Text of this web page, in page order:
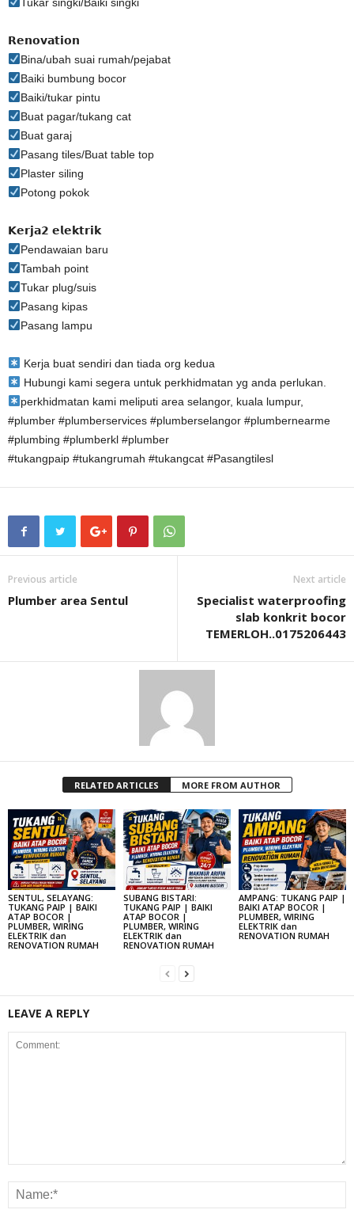
𝗥𝗲𝗻𝗼𝘃𝗮𝘁𝗶𝗼𝗻
Bina/ubah suai rumah/pejabat
Baiki bumbung bocor
Baiki/tukar pintu
Buat pagar/tukang cat
Buat garaj
Pasang tiles/Buat table top
Plaster siling
Potong pokok
𝗞𝗲𝗿𝗷𝗮𝟮 𝗲𝗹𝗲𝗸𝘁𝗿𝗶𝗸
Pendawaian baru
Tambah point
Tukar plug/suis
Pasang kipas
Pasang lampu
Kerja buat sendiri dan tiada org kedua
Hubungi kami segera untuk perkhidmatan yg anda perlukan.
perkhidmatan kami meliputi area selangor, kuala lumpur,
#plumber #plumberservices #plumberselangor #plumbernearme
#plumbing #plumberkl #plumber
#tukangpaip #tukangrumah #tukangcat #Pasangtilesl
Previous article
Plumber area Sentul
Next article
Specialist waterproofing
slab konkrit bocor
TEMERLOH..0175206443
RELATED ARTICLES MORE FROM AUTHOR
SENTUL, SELAYANG:
TUKANG PAIP | BAIKI
ATAP BOCOR |
PLUMBER, WIRING
ELEKTRIK dan
RENOVATION RUMAH
SUBANG BISTARI:
TUKANG PAIP | BAIKI
ATAP BOCOR |
PLUMBER, WIRING
ELEKTRIK dan
RENOVATION RUMAH
AMPANG: TUKANG PAIP |
BAIKI ATAP BOCOR |
PLUMBER, WIRING
ELEKTRIK dan
RENOVATION RUMAH
LEAVE A REPLY